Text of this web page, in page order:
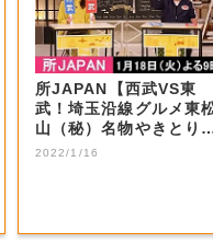
所JAPAN【西武VS東
武！埼玉沿線グルメ東
山（秘）名物やきとり
秩父ホルモン...
2022/1/16